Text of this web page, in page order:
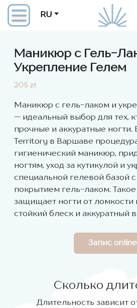
RU
Маникюр с Гель-
Укрепление Гелем
205 zł
Маникюр с гель-лаком и
— идеальный выбор для тех,
прочные и аккуратные ногти.
Territory в Варшаве
гигиенический маникюр,
ногтям, уход за кутикулой и
специальной гелевой базой
покрытием гель-лаком.
защищает ногти от ломкости
стойкий блеск и аккуратный
Запис online
Сколько
Длительность зависит